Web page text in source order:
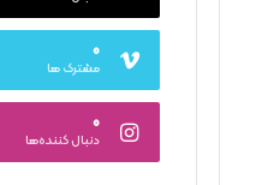
۰
مشترک ها
۰
دنبال کننده‌ها